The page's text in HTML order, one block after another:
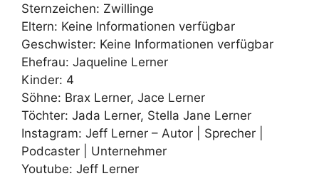
Sternzeichen: Zwillinge
Eltern: Keine Informationen verfügbar
Geschwister: Keine Informationen verfügbar
Ehefrau: Jaqueline Lerner
Kinder: 4
Söhne: Brax Lerner, Jace Lerner
Töchter: Jada Lerner, Stella Jane Lerner
Instagram: Jeff Lerner – Autor | Sprecher |
Podcaster | Unternehmer
Youtube: Jeff Lerner